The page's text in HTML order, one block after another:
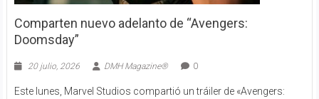
Comparten nuevo adelanto de “Avengers:
Doomsday”
20 julio, 2026 DMH Magazine® 0
Este lunes, Marvel Studios compartió un tráiler de «Avengers: